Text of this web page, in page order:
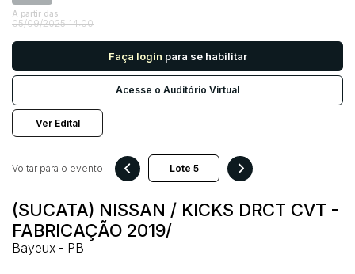
A partir das
05/09/2025 14:00
Faça login para se habilitar
Acesse o Auditório Virtual
Ver Edital
(SUCATA) NISSAN / KICKS DRCT CVT -
FABRICAÇÃO 2019/
Bayeux - PB
Voltar para o evento